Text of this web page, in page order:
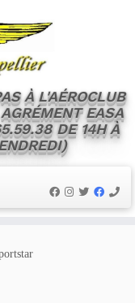
À L'AÉROCLUB
EASA
DE 14H À